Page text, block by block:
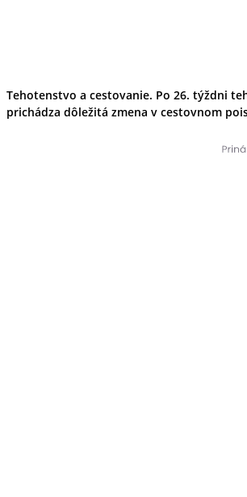
Tehotenstvo a cestovanie. Po 26. týždni
prichádza dôležitá zmena v cestovnom